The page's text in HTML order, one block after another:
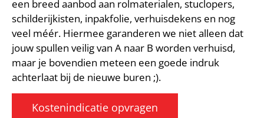
een breed aanbod aan rolmaterialen, stuclopers,
schilderijkisten, inpakfolie, verhuisdekens en nog
veel méér. Hiermee garanderen we niet alleen dat
jouw spullen veilig van A naar B worden verhuisd,
maar je bovendien meteen een goede indruk
achterlaat bij de nieuwe buren ;).
Kostenindicatie opvragen